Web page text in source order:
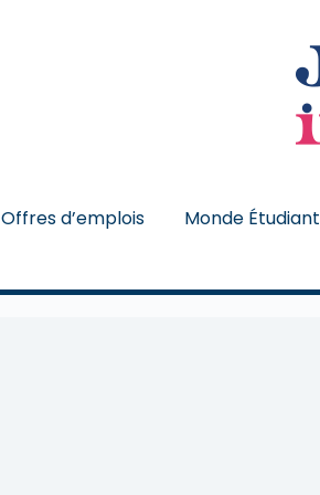
Offres d’emplois Monde Étudiant